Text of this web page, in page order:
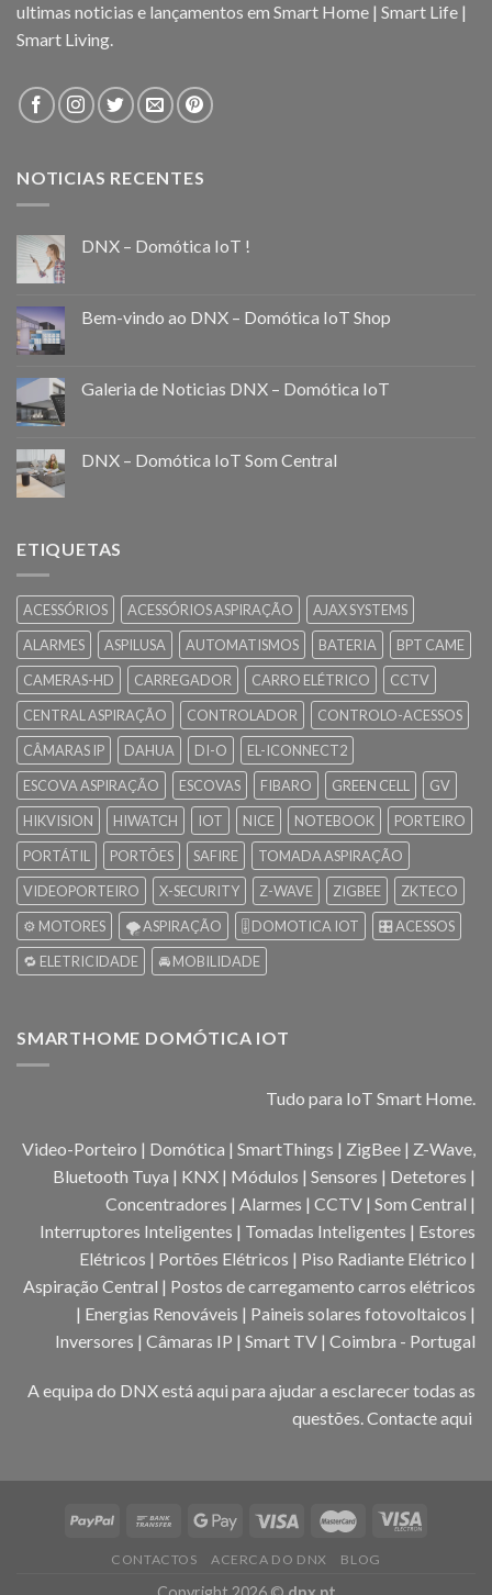
ultimas noticias e lançamentos em Smart Home | Smart Life |
Smart Living.
NOTICIAS RECENTES
DNX – Domótica IoT !
Bem-vindo ao DNX – Domótica IoT Shop
Galeria de Noticias DNX – Domótica IoT
DNX – Domótica IoT Som Central
ETIQUETAS
ACESSÓRIOS ACESSÓRIOS ASPIRAÇÃO
AJAX SYSTEMS
ALARMES
ASPILUSA AUTOMATISMOS BATERIA
BPT CAME
CAMERAS-HD
CARREGADOR CARRO ELÉTRICO
CCTV
CENTRAL ASPIRAÇÃO
CONTROLADOR
CONTROLO-ACESSOS
CÂMARAS IP
DAHUA DI-O
EL-ICONNECT2
ESCOVA ASPIRAÇÃO
ESCOVAS FIBARO GREEN CELL
GV
HIKVISION
HIWATCH IOT NICE NOTEBOOK
PORTEIRO
PORTÁTIL
PORTÕES SAFIRE
TOMADA ASPIRAÇÃO
VIDEOPORTEIRO
X-SECURITY Z-WAVE ZIGBEE
ZKTECO
⚙️ MOTORES
🌪️ ASPIRAÇÃO 🎚️ DOMOTICA IOT
🎛️ ACESSOS
🔁 ELETRICIDADE
🚘 MOBILIDADE
SMARTHOME DOMÓTICA IOT
Tudo para IoT Smart Home.
Video-Porteiro | Domótica | SmartThings | ZigBee | Z-Wave,
Bluetooth Tuya | KNX | Módulos | Sensores | Detetores |
Concentradores | Alarmes | CCTV | Som Central |
Interruptores Inteligentes | Tomadas Inteligentes | Estores
Elétricos | Portões Elétricos | Piso Radiante Elétrico |
Aspiração Central | Postos de carregamento carros elétricos
| Energias Renováveis | Paineis solares fotovoltaicos |
Inversores | Câmaras IP | Smart TV | Coimbra - Portugal
A equipa do DNX está aqui para ajudar a esclarecer todas as
questões.Contacte aqui
CONTACTOS ACERCA DO DNX BLOG